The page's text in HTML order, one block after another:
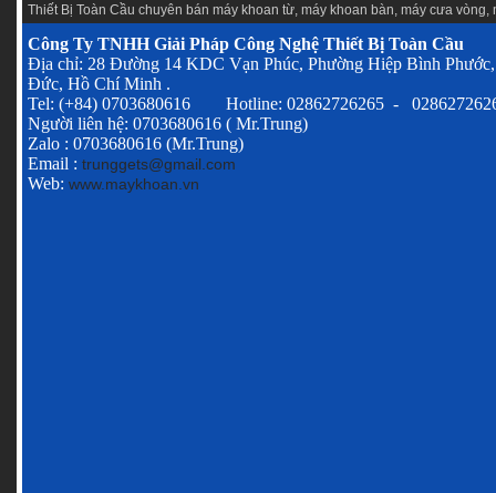
Thiết Bị Toàn Cầu chuyên bán máy khoan từ máy khoan bàn máy cưa vòng
Công Ty TNHH Giải Pháp Công Nghệ Thiết Bị Toàn Cầu
Địa chỉ: 28 Đường 14 KDC Vạn Phúc, Phường Hiệp Bình
Đức, Hồ Chí Minh .
Tel: (+84) 0703680616 Hotline: 02862726265 -
Người liên hệ: 0703680616 ( Mr.Trung)
Zalo : 0703680616 (Mr.Trung)
Email : trunggets@gmail.com
Web: www.maykhoan.vn